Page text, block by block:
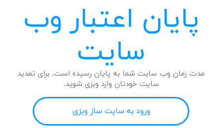
پایان اعتبار وب
سایت
مدت زمان وب سایت شما به پایان رسیده است. برای تمدید
سایت خودتان وارد وبزی شوید.
ورود به سایت ساز وبزی